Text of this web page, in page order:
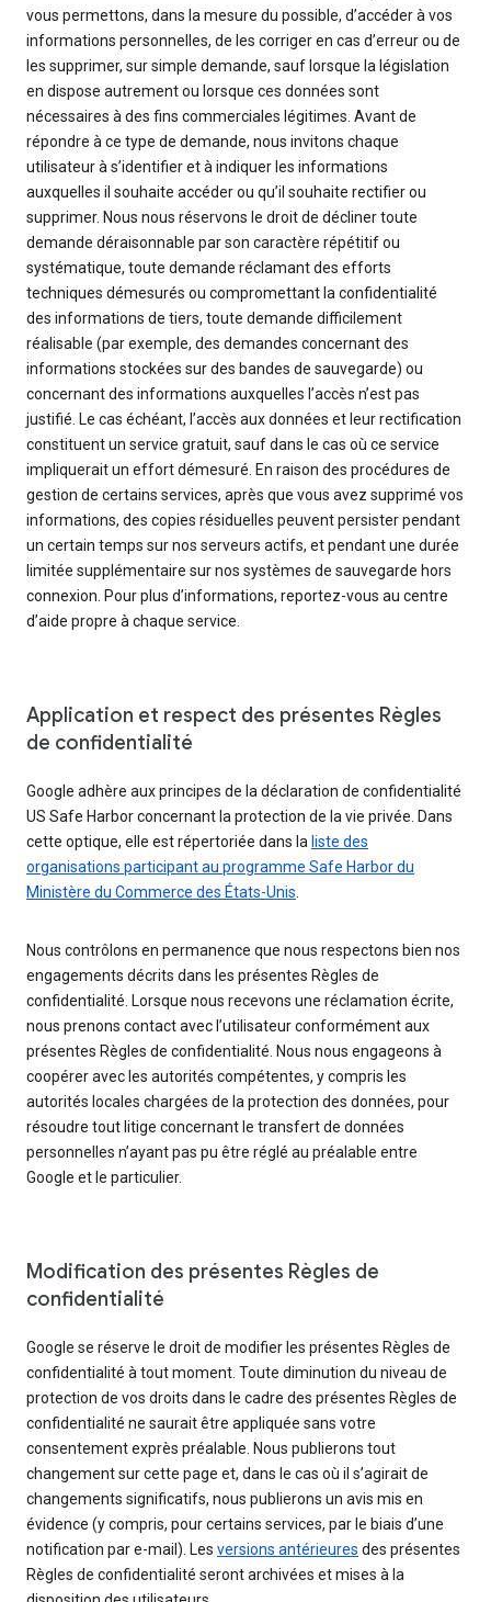
vous permettons, dans la mesure du possible, d’accéder à vos
informations personnelles, de les corriger en cas d’erreur ou de
les supprimer, sur simple demande, sauf lorsque la législation
en dispose autrement ou lorsque ces données sont
nécessaires à des fins commerciales légitimes. Avant de
répondre à ce type de demande, nous invitons chaque
utilisateur à s’identifier et à indiquer les informations
auxquelles il souhaite accéder ou qu’il souhaite rectifier ou
supprimer. Nous nous réservons le droit de décliner toute
demande déraisonnable par son caractère répétitif ou
systématique, toute demande réclamant des efforts
techniques démesurés ou compromettant la confidentialité
des informations de tiers, toute demande difficilement
réalisable (par exemple, des demandes concernant des
informations stockées sur des bandes de sauvegarde) ou
concernant des informations auxquelles l’accès n’est pas
justifié. Le cas échéant, l’accès aux données et leur rectification
constituent un service gratuit, sauf dans le cas où ce service
impliquerait un effort démesuré. En raison des procédures de
gestion de certains services, après que vous avez supprimé vos
informations, des copies résiduelles peuvent persister pendant
un certain temps sur nos serveurs actifs, et pendant une durée
limitée supplémentaire sur nos systèmes de sauvegarde hors
connexion. Pour plus d’informations, reportez-vous au centre
d’aide propre à chaque service.
Application et respect des présentes Règles
de confidentialité
Google adhère aux principes de la déclaration de confidentialité
US Safe Harbor concernant la protection de la vie privée. Dans
cette optique, elle est répertoriée dans la liste des
organisations participant au programme Safe Harbor du
Ministère du Commerce des États-Unis
Nous contrôlons en permanence que nous respectons bien nos
engagements décrits dans les présentes Règles de
confidentialité. Lorsque nous recevons une réclamation écrite,
nous prenons contact avec l’utilisateur conformément aux
présentes Règles de confidentialité. Nous nous engageons à
coopérer avec les autorités compétentes, y compris les
autorités locales chargées de la protection des données, pour
résoudre tout litige concernant le transfert de données
personnelles n’ayant pas pu être réglé au préalable entre
Google et le particulier.
Modification des présentes Règles de
confidentialité
Google se réserve le droit de modifier les présentes Règles de
confidentialité à tout moment. Toute diminution du niveau de
protection de vos droits dans le cadre des présentes Règles de
confidentialité ne saurait être appliquée sans votre
consentement exprès préalable. Nous publierons tout
changement sur cette page et, dans le cas où il s’agirait de
changements significatifs, nous publierons un avis mis en
évidence (y compris, pour certains services, par le biais d’une
notification par e-mail). Les versions antérieures des présentes
Règles de confidentialité seront archivées et mises à la